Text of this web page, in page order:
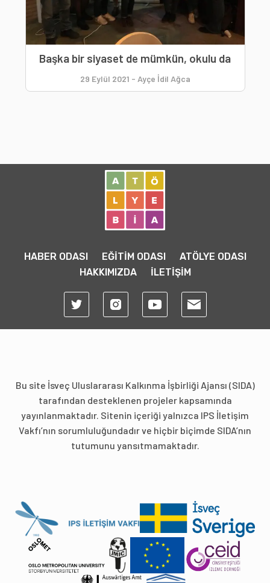
Başka bir siyaset de mümkün, okulu da
29 Eylül 2021 - Ayçe İdil Ağca
HABER ODASI EĞİTİM ODASI
ATÖLYE ODASI
HAKKIMIZDA
İLETİŞİM
Bu site İsveç Uluslararası Kalkınma İşbirliği Ajansı (SIDA)
tarafından desteklenen projeler kapsamında
yayınlanmaktadır. Sitenin içeriği yalnızca IPS İletişim
Vakfı’nın sorumluluğundadır ve hiçbir biçimde SIDA’nın
tutumunu yansıtmamaktadır.